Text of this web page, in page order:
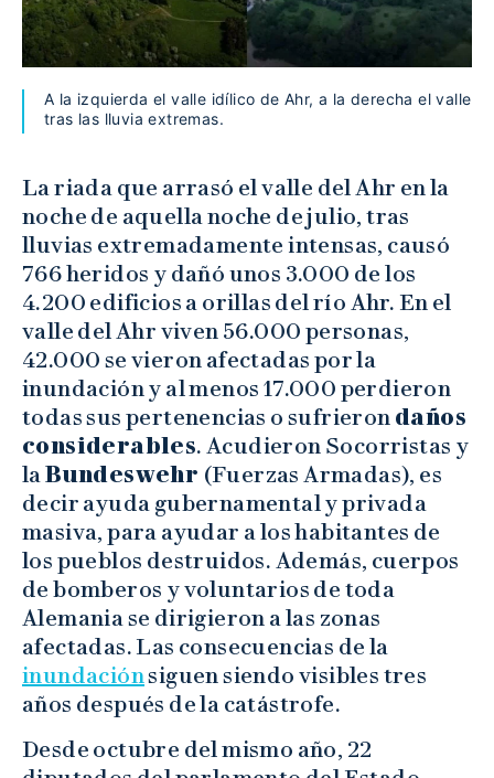
A la izquierda el valle idílico de Ahr, a la derecha el valle
tras las lluvia extremas.
La riada que arrasó el valle del Ahr en la
noche de aquella noche de julio, tras
lluvias extremadamente intensas, causó
766 heridos y dañó unos 3.000 de los
4.200 edificios a orillas del río Ahr. En el
valle del Ahr viven 56.000 personas,
42.000 se vieron afectadas por la
inundación y al menos 17.000 perdieron
todas sus pertenencias o sufrieron daños
considerables. Acudieron Socorristas y
laBundeswehr (Fuerzas Armadas), es
decir ayuda gubernamental y privada
masiva, para ayudar a los habitantes de
los pueblos destruidos. Además, cuerpos
de bomberos y voluntarios de toda
Alemania se dirigieron a las zonas
afectadas. Las consecuencias de la
inundaciónsiguen siendo visibles tres
años después de la catástrofe.
Desde octubre del mismo año, 22